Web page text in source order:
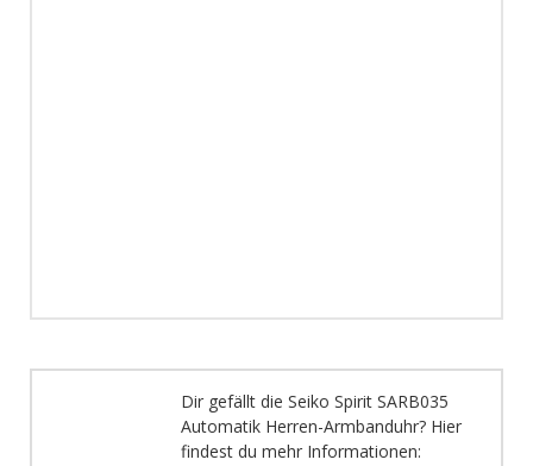
Dir gefällt die Seiko Spirit SARB035
Automatik Herren-Armbanduhr? Hier
findest du mehr Informationen: